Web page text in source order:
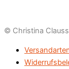
© Christina